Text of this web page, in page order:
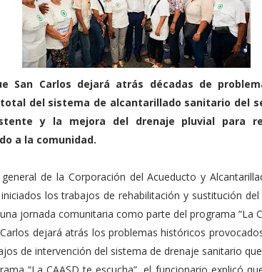
San Carlos dejará atrás décadas de
del sistema de alcantarillado sanitario del
y la mejora del drenaje pluvial para
a la comunidad.
de la Corporación del Acueducto y
los trabajos de rehabilitación y sustitución
jornada comunitaria como parte del programa “La
dejará atrás los problemas históricos
de intervención del sistema de drenaje sanitario
“La CAASD te escucha”, el funcionario explicó